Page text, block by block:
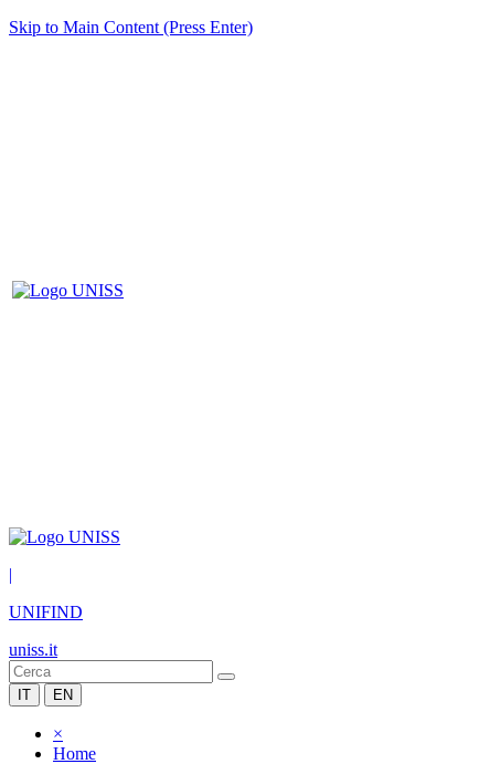
Skip to Main Content (Press Enter)
|
UNIFIND
uniss.it
IT EN
×
Home